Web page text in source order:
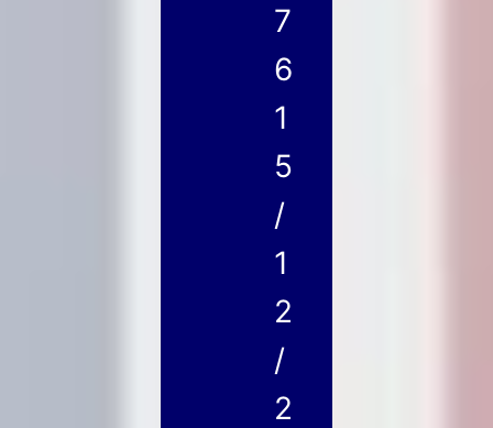
7
6
1
5
/
1
2
/
2